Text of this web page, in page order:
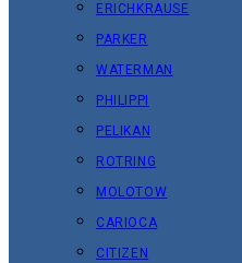
ERICHKRAUSE
PARKER
WATERMAN
PHILIPPI
PELIKAN
ROTRING
MOLOTOW
CARIOCA
CITIZEN